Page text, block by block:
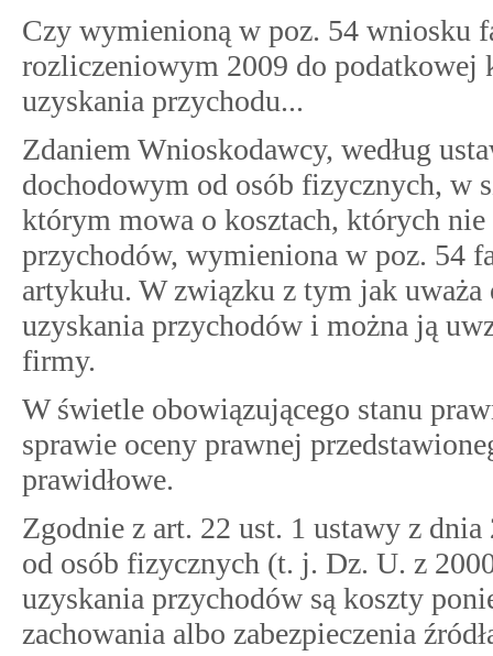
Czy wymienioną w poz. 54 wniosku
rozliczeniowym 2009 do
uzyskania przychodu...
Zdaniem Wnioskodawcy, według
dochodowym od osób fizycznych, w
którym mowa o kosztach, których
przychodów, wymieniona w poz. 54
artykułu. W związku z tym jak
uzyskania przychodów i można ją
firmy.
W świetle obowiązującego stanu
sprawie oceny prawnej
prawidłowe.
Zgodnie z art. 22 ust. 1 ustawy z
od osób fizycznych (t. j. Dz. U. z
uzyskania przychodów są koszty
zachowania albo zabezpieczenia